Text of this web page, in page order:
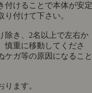
付けることで本体が安定
り付けて下さい。
除き、2名以上で左右か
慎重に移動してくださ
ケガ等の原因になること
ます。